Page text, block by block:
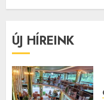
ÚJ HÍREINK